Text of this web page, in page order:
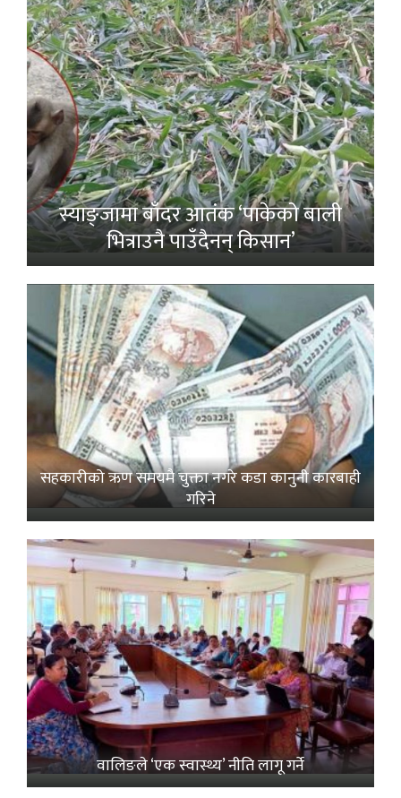
स्याङ्जामा बाँदर आतंक ‘पाकेको बाली
भित्राउनै पाउँदैनन् किसान’
सहकारीको ऋण समयमै चुक्ता नगरे कडा कानुनी कारबाही
गरिने
वालिङले ‘एक स्वास्थ्य’ नीति लागू गर्ने